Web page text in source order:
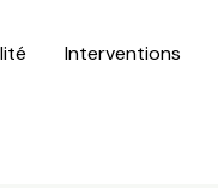
Interventions